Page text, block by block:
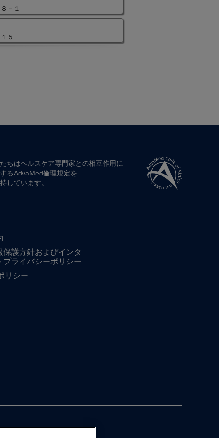
－１
５
ちは​ヘルスケア専門家との​相互作用に​
る​AdvaMed倫理規定を​
しています。
保護方針およびインタ
プライバシーポリシー
リシー